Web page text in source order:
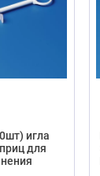
игла
для